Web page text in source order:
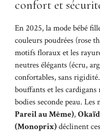
confort et
En 2025, la mode bébé
couleurs poudrées (rose
motifs floraux et les
neutres élégants (écru,
confortables, sans
bouffants et les cardigans
bodies seconde peau. Les
Pareil au Même),
(Monoprix)déclinent